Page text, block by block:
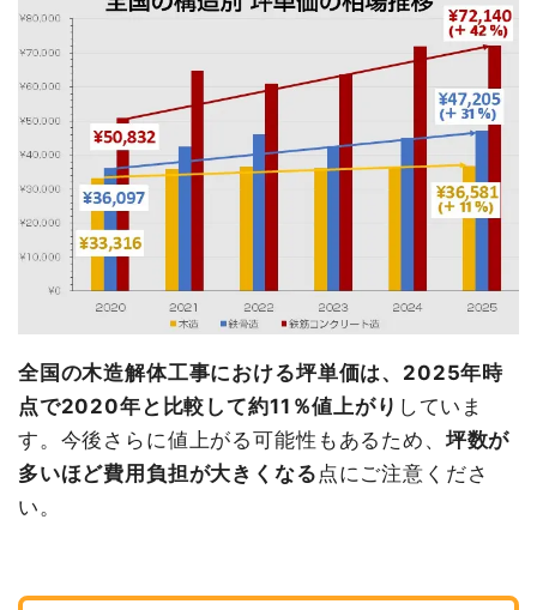
全国の木造解体工事における坪単価は、2025年時
点で2020年と比較して約11％値上がり していま
す。今後さらに値上がる可能性もあるため、 坪数が
多いほど費用負担が大きくなる 点にご注意くださ
い。